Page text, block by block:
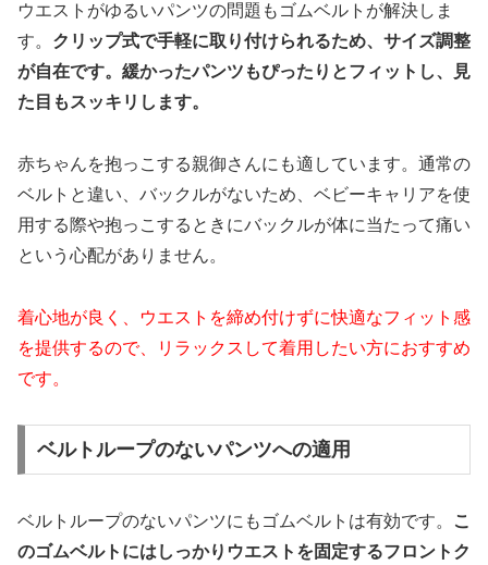
ウエストがゆるいパンツの問題もゴムベルトが解決しま
す。 クリップ式で手軽に取り付けられるため、サイズ調整
が自在です。緩かったパンツもぴったりとフィットし、見
た目もスッキリします。
赤ちゃんを抱っこする親御さんにも適しています。通常の
ベルトと違い、バックルがないため、ベビーキャリアを使
用する際や抱っこするときにバックルが体に当たって痛い
という心配がありません。
着心地が良く、ウエストを締め付けずに快適なフィット感
を提供するので、リラックスして着用したい方におすすめ
です。
ベルトループのないパンツへの適用
ベルトループのないパンツにもゴムベルトは有効です。
こ
のゴムベルトにはしっかりウエストを固定するフロントク